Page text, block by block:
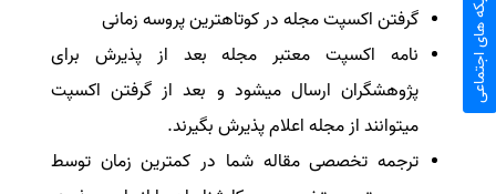
گرفتن اکسپت مجله در کوتاهترین پروسه زمانی
نامه اکسپت معتبر مجله بعد از پذیرش برای
پژوهشگران ارسال میشود و بعد از گرفتن اکسپت
میتوانند از مجله اعلام پذیرش بگیرند.
ترجمه تخصصی مقاله شما در کمترین زمان توسط
شبکه های اجتماعی